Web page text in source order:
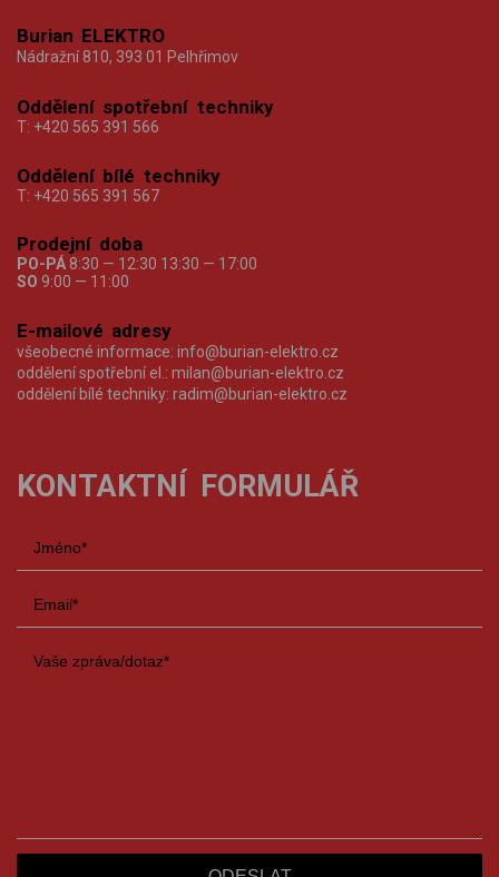
Burian ELEKTRO
Nádražní 810, 393 01 Pelhřimov
Oddělení spotřební techniky
T: +420 565 391 566
Oddělení bílé techniky
T: +420 565 391 567
Prodejní doba
PO-PÁ 8:30 — 12:30 13:30 — 17:00
SO 9:00 — 11:00
E-mailové adresy
všeobecné informace: info@burian-elektro.cz
oddělení spotřební el.: milan@burian-elektro.cz
oddělení bílé techniky: radim@burian-elektro.cz
KONTAKTNÍ FORMULÁŘ